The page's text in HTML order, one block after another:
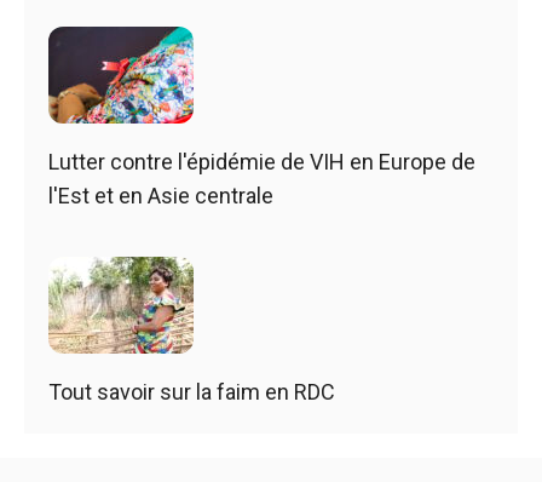
Lutter contre l'épidémie de VIH en Europe de
l'Est et en Asie centrale
Tout savoir sur la faim en RDC